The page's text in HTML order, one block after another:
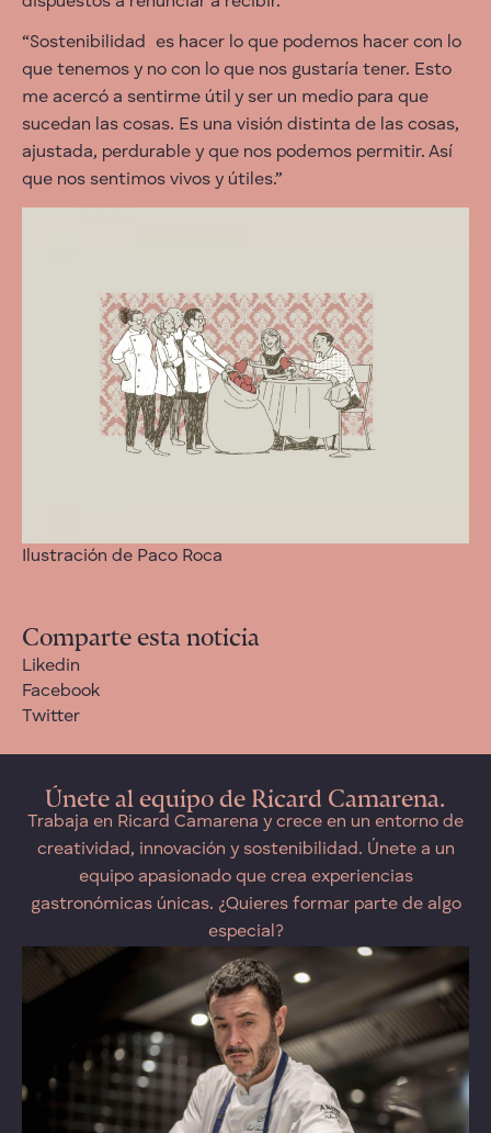
“Sostenibilidad es hacer lo que podemos hacer con lo
que tenemos y no con lo que nos gustaría tener. Esto
me acercó a sentirme útil y ser un medio para que
sucedan las cosas. Es una visión distinta de las cosas,
ajustada, perdurable y que nos podemos permitir. Así
que nos sentimos vivos y útiles.”
Ilustración de Paco Roca
Comparte esta noticia
Likedin
Facebook
Twitter
Únete al equipo de Ricard Camarena.
Trabaja en Ricard Camarena y crece en un entorno de
creatividad, innovación y sostenibilidad. Únete a un
equipo apasionado que crea experiencias
gastronómicas únicas. ¿Quieres formar parte de algo
especial?